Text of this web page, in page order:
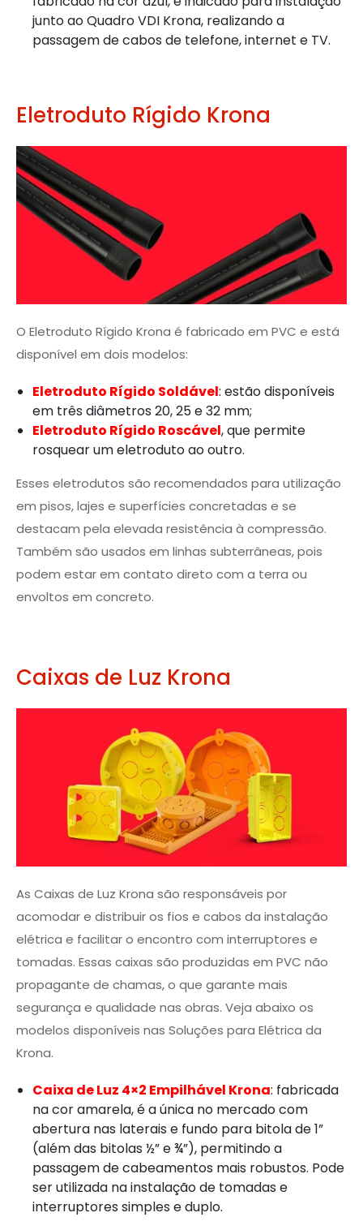
junto ao Quadro VDI Krona, realizando a
passagem de cabos de telefone, internet e TV.
Eletroduto Rígido Krona
O Eletroduto Rígido Krona é fabricado em PVC e está
disponível em dois modelos:
Eletroduto Rígido Soldável: estão disponíveis
em três diâmetros 20, 25 e 32 mm;
Eletroduto Rígido Roscável, que permite
rosquear um eletroduto ao outro.
Esses eletrodutos são recomendados para utilização
em pisos, lajes e superfícies concretadas e se
destacam pela elevada resistência à compressão.
Também são usados em linhas subterrâneas, pois
podem estar em contato direto com a terra ou
envoltos em concreto.
Caixas de Luz Krona
As Caixas de Luz Krona são responsáveis por
acomodar e distribuir os fios e cabos da instalação
elétrica e facilitar o encontro com interruptores e
tomadas. Essas caixas são produzidas em PVC não
propagante de chamas, o que garante mais
segurança e qualidade nas obras. Veja abaixo os
modelos disponíveis nas Soluções para Elétrica da
Krona.
Caixa de Luz 4×2 Empilhável Krona: fabricada
na cor amarela, é a única no mercado com
abertura nas laterais e fundo para bitola de 1”
(além das bitolas ½” e ¾”), permitindo a
passagem de cabeamentos mais robustos. Pode
ser utilizada na instalação de tomadas e
interruptores simples e duplo.